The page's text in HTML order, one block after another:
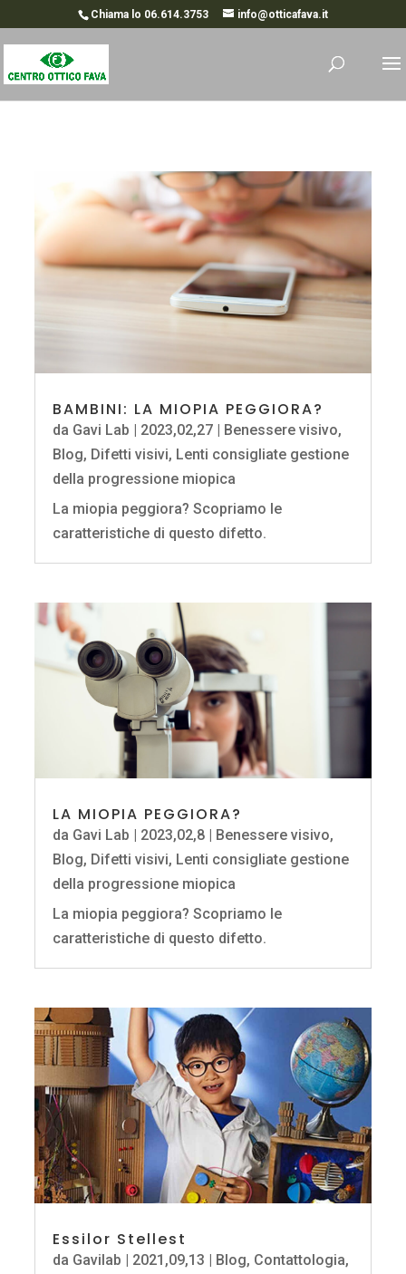
Chiama lo 06.614.3753 info@otticafava.it
BAMBINI: LA MIOPIA PEGGIORA?
da Gavi Lab 2023,02,27 Benessere visivo,
Blog, Difetti visivi, Lenti consigliate gestione
della progressione miopica
La miopia peggiora? Scopriamo le
caratteristiche di questo difetto.
LA MIOPIA PEGGIORA?
da Gavi Lab 2023,02,8 Benessere visivo,
Blog, Difetti visivi, Lenti consigliate gestione
della progressione miopica
La miopia peggiora? Scopriamo le
caratteristiche di questo difetto.
Essilor Stellest
da Gavilab | 2021,09,13 | Blog, Contattologia,